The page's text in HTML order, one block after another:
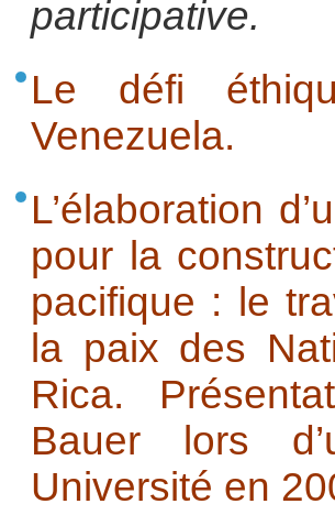
participative.
Le défi
Venezuela.
L’élaboration
pour la
pacifique : le
la paix des
Rica.
Bauer lors
Université en